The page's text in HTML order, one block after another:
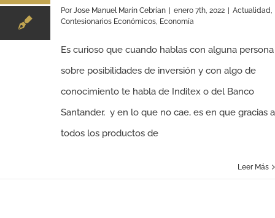
PorJose Manuel Marín Cebrían enero 7th, 2022 Actualidad,
Contesionarios Económicos, Economía
Es curioso que cuando hablas con alguna persona
sobre posibilidades de inversión y con algo de
conocimiento te habla de Inditex o del Banco
Santander, y en lo que no cae, es en que gracias a
todos los productos de
Leer Más